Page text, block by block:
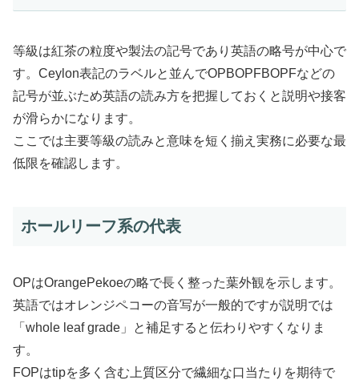
等級は紅茶の粒度や製法の記号であり英語の略号が中心で
す。Ceylon表記のラベルと並んでOPBOPFBOPFなどの
記号が並ぶため英語の読み方を把握しておくと説明や接客
が滑らかになります。
ここでは主要等級の読みと意味を短く揃え実務に必要な最
低限を確認します。
ホールリーフ系の代表
OPはOrangePekoeの略で長く整った葉外観を示します。
英語ではオレンジペコーの音写が一般的ですが説明では
「whole leaf grade」と補足すると伝わりやすくなりま
す。
FOPはtipを多く含む上質区分で繊細な口当たりを期待で